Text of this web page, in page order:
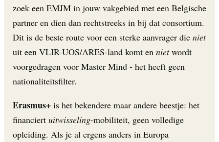
zoek een EMJM in jouw vakgebied met een Belgische
partner en dien dan rechtstreeks in bij dat consortium.
Dit is de beste route voor een sterke aanvrager die niet
uit een VLIR-UOS/ARES-land komt en nietwordt
voorgedragen voor Master Mind - het heeft geen
nationaliteitsfilter.
Erasmus+ is het bekendere maar andere beestje: het
financiert uitwisseling-mobiliteit, geen volledige
opleiding. Als je al ergens anders in Europa